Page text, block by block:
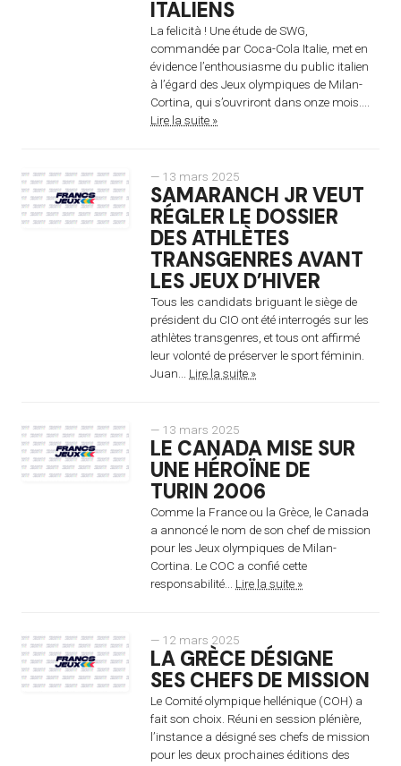
ITALIENS
La felicità ! Une étude de SWG,
commandée par Coca-Cola Italie, met en
évidence l’enthousiasme du public italien
à l’égard des Jeux olympiques de Milan-
Cortina, qui s’ouvriront dans onze mois....
Lire la suite »
— 13 mars 2025
SAMARANCH JR VEUT
RÉGLER LE DOSSIER
DES ATHLÈTES
TRANSGENRES AVANT
LES JEUX D’HIVER
Tous les candidats briguant le siège de
président du CIO ont été interrogés sur les
athlètes transgenres, et tous ont affirmé
leur volonté de préserver le sport féminin.
Juan... Lire la suite »
— 13 mars 2025
LE CANADA MISE SUR
UNE HÉROÏNE DE
TURIN 2006
Comme la France ou la Grèce, le Canada
a annoncé le nom de son chef de mission
pour les Jeux olympiques de Milan-
Cortina. Le COC a confié cette
responsabilité... Lire la suite »
— 12 mars 2025
LA GRÈCE DÉSIGNE
SES CHEFS DE MISSION
Le Comité olympique hellénique (COH) a
fait son choix. Réuni en session plénière,
l’instance a désigné ses chefs de mission
pour les deux prochaines éditions des